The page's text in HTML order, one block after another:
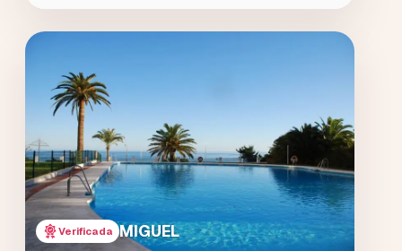
Verificada MIGUEL